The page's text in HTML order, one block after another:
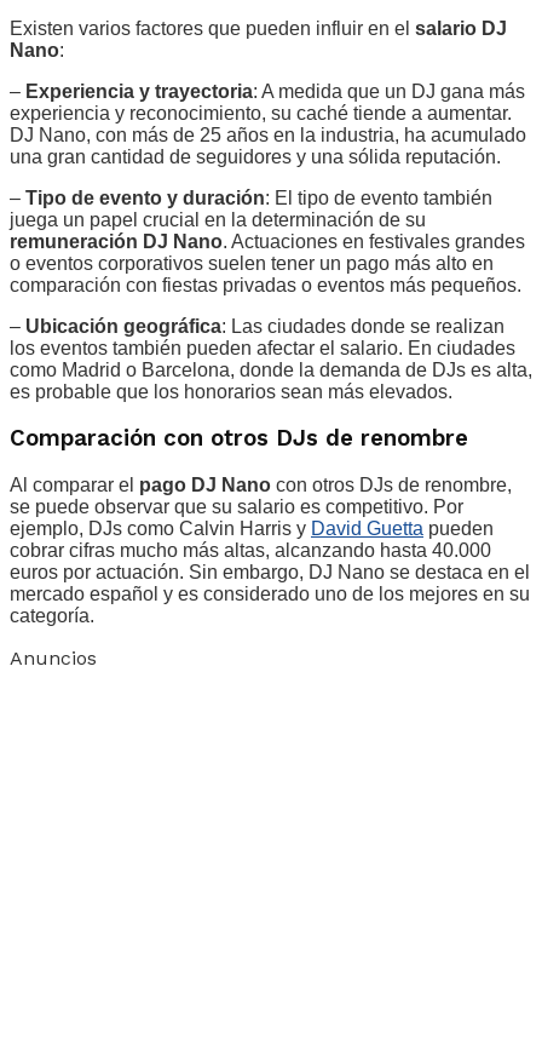
Existen varios factores que pueden influir en el salario DJ
Nano:
– Experiencia y trayectoria: A medida que un DJ gana más
experiencia y reconocimiento, su caché tiende a aumentar.
DJ Nano, con más de 25 años en la industria, ha acumulado
una gran cantidad de seguidores y una sólida reputación.
– Tipo de evento y duración: El tipo de evento también
juega un papel crucial en la determinación de su
remuneración DJ Nano. Actuaciones en festivales grandes
o eventos corporativos suelen tener un pago más alto en
comparación con fiestas privadas o eventos más pequeños.
– Ubicación geográfica: Las ciudades donde se realizan
los eventos también pueden afectar el salario. En ciudades
como Madrid o Barcelona, donde la demanda de DJs es alta,
es probable que los honorarios sean más elevados.
Comparación con otros DJs de renombre
Al comparar el pago DJ Nano con otros DJs de renombre,
se puede observar que su salario es competitivo. Por
ejemplo, DJs como Calvin Harris y David Guetta pueden
cobrar cifras mucho más altas, alcanzando hasta 40.000
euros por actuación. Sin embargo, DJ Nano se destaca en el
mercado español y es considerado uno de los mejores en su
categoría.
Anuncios